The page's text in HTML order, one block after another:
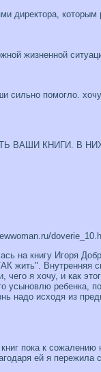
директора,
жизненной
сильно помогло.
ВАШИ КНИГИ. В
на книгу Игоря
жить". Внутренняя
я хочу, и как
ребенка,
надо исходя из
пока к сожалению
ей я